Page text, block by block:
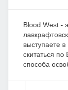
Blood West -
выступаете
скитаться
способа